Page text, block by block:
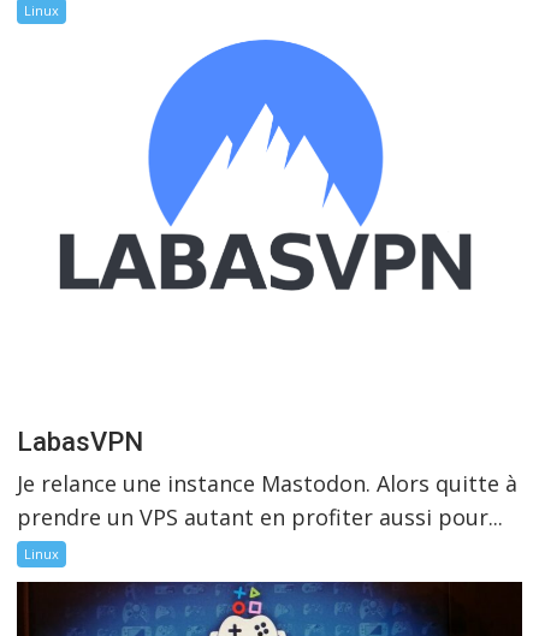
Linux
LabasVPN
Je relance une instance Mastodon. Alors quitte à
prendre un VPS autant en profiter aussi pour...
Linux